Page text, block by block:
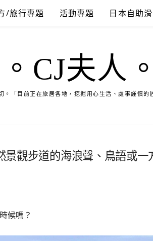
/旅行專題 活動專題 日本自助
。CJ夫人。
。「目前正在旅居各地，挖掘用心生活、處事謹慎的
觀步道的海浪聲、鳥語或一
候嗎？